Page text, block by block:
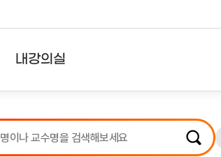
내강의실
강의리스트
수강확인증강의